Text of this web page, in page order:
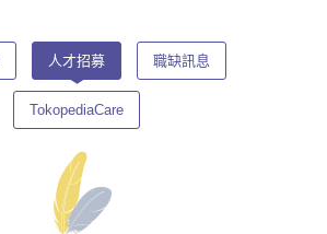
人才招募 職缺訊息
TokopediaCare